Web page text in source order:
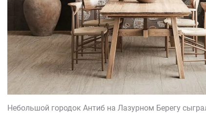
Небольшой городок Антиб на Лазурном Берегу